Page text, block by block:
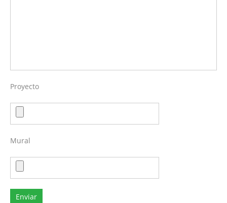
Proyecto
Mural